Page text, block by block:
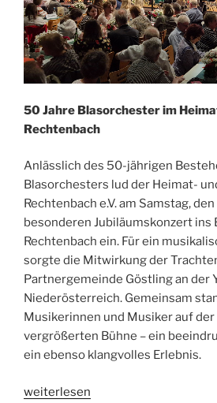
50 Jahre Blasorchester im
Rechtenbach
Anlässlich des 50-jährigen
Blasorchesters lud der Heimat-
Rechtenbach e.V. am Samstag,
besonderen Jubiläumskonzert ins
Rechtenbach ein. Für ein
sorgte die Mitwirkung der
Partnergemeinde Göstling an der
Niederösterreich. Gemeinsam
Musikerinnen und Musiker auf der
vergrößerten Bühne – ein
ein ebenso klangvolles Erlebnis.
„Jubiläumskonzert
weiterlesen